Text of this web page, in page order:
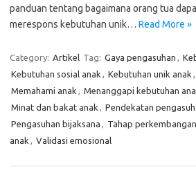
panduan tentang bagaimana orang tua
merespons kebutuhan unik… Read More »
Category: Artikel Tag: Gaya pengasuhan ,
Kebutuhan sosial anak , Kebutuhan unik anak ,
Memahami anak , Menanggapi kebutuhan
Minat dan bakat anak , Pendekatan
Pengasuhan bijaksana , Tahap
anak , Validasi emosional